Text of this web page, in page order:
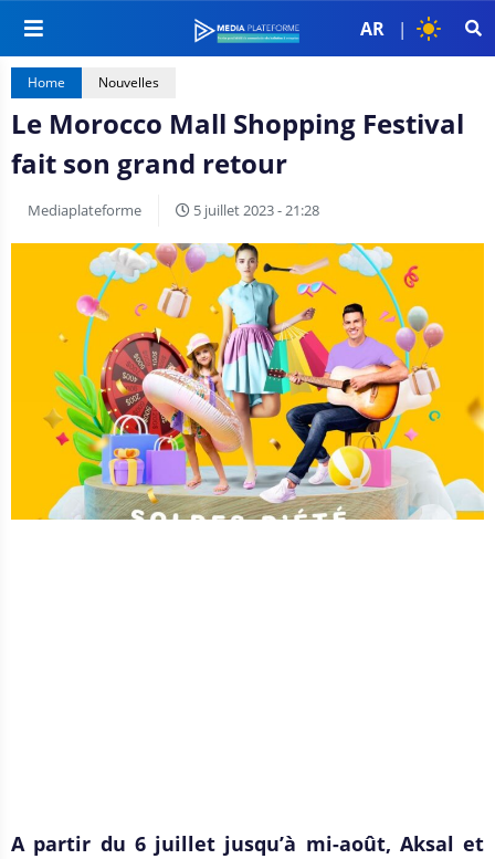
AR |
Home Nouvelles
Le Morocco Mall Shopping Festival
fait son grand retour
Mediaplateforme 5 juillet 2023 - 21:28
A partir du 6 juillet jusqu’à mi-août, Aksal et